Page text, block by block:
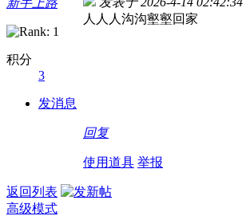
积分
3
发消息
人人人沟沟壑壑回家
回复
使用道具 举报
返回列表
高级模式